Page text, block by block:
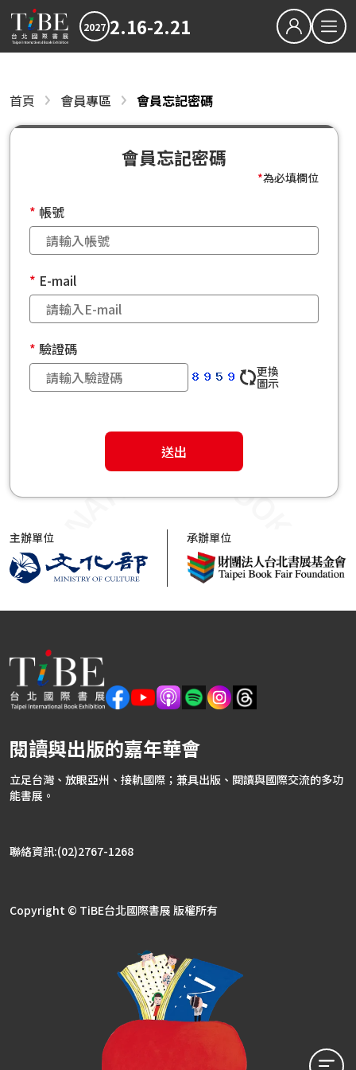
2027 2.16-2.21
關於TiBE
關於台北國際書展
最新消息
2027TiBE台北國際書展
2026TiBE台北國際書展
書展亮點
出版動態
國際書展臺灣館
2026TIBE線上書展
會員登入
會員忘記密碼
會員註冊
首頁 會員專區 會員忘記密碼
會員忘記密碼
*為必填欄位
帳號
E-mail
驗證碼
更換
圖示
送出
主辦單位 承辦單位
閱讀與出版的嘉年華會
立足台灣、放眼亞州、接軌國際；兼具出版、閱讀與國際交流的多功
能書展。
聯絡資訊:(02)2767-1268
Copyright © TiBE台北國際書展 版權所有